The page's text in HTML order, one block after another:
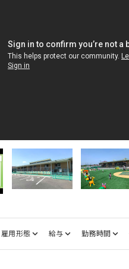
雇用形態 給与 勤務時間